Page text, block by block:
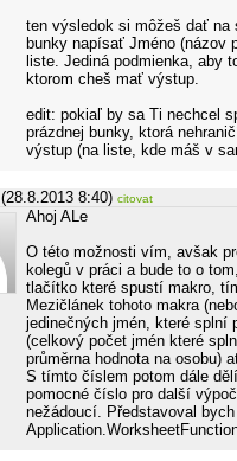
ten výsledok si môžeš dať na
bunky napísať Jméno (názov
liste. Jediná podmienka, aby
ktorom cheš mať výstup.
edit: pokiaľ by sa Ti nechcel
prázdnej bunky, ktorá
výstup (na liste, kde máš v
(28.8.2013 8:40) citovat
Ahoj ALe
O této možnosti vím, avšak
kolegů v práci a bude to o
tlačítko které spustí makro,
Mezičlánek tohoto makra
jedinečných jmén, které splní
(celkový počet jmén které
průměrna hodnota na osobu)
S tímto číslem potom dále
pomocné číslo pro další
nežádoucí. Představoval